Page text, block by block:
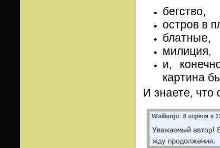
бегство,
остров в
блатные,
милиция,
и,
картина
И знаете, что